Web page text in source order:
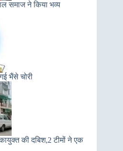
समाज ने किया भव्य
भैंसे चोरी
की दबिश,2 टीमों ने एक